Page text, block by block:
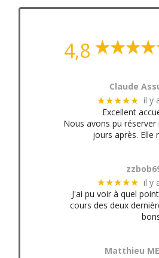
4,8
Claude
★★★★★ il y
Excellent
Nous avons pu
jours après. Elle
★★★★★ il y
J'ai pu voir à quel
cours des deux
Matthieu